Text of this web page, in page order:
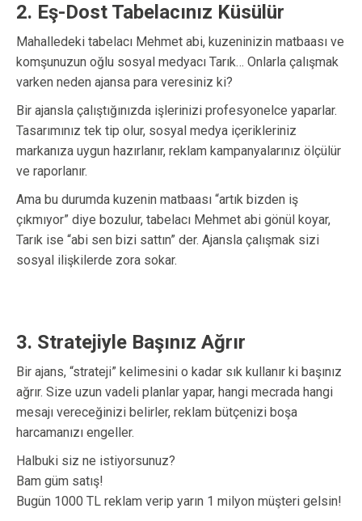
2. Eş-Dost Tabelacınız Küsülür
Mahalledeki tabelacı Mehmet abi, kuzeninizin matbaası ve
komşunuzun oğlu sosyal medyacı Tarık… Onlarla çalışmak
varken neden ajansa para veresiniz ki?
Bir ajansla çalıştığınızda işlerinizi profesyonelce yaparlar.
Tasarımınız tek tip olur, sosyal medya içerikleriniz
markanıza uygun hazırlanır, reklam kampanyalarınız ölçülür
ve raporlanır.
Ama bu durumda kuzenin matbaası “artık bizden iş
çıkmıyor” diye bozulur, tabelacı Mehmet abi gönül koyar,
Tarık ise “abi sen bizi sattın” der. Ajansla çalışmak sizi
sosyal ilişkilerde zora sokar.
3. Stratejiyle Başınız Ağrır
Bir ajans, “strateji” kelimesini o kadar sık kullanır ki başınız
ağrır. Size uzun vadeli planlar yapar, hangi mecrada hangi
mesajı vereceğinizi belirler, reklam bütçenizi boşa
harcamanızı engeller.
Halbuki siz ne istiyorsunuz?
Bam güm satış!
Bugün 1000 TL reklam verip yarın 1 milyon müşteri gelsin!